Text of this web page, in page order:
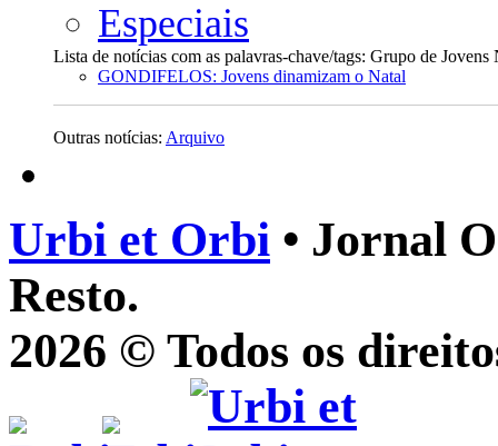
Especiais
Lista de notícias com as palavras-chave/tags: Grupo de Jovens
GONDIFELOS: Jovens dinamizam o Natal
Outras notícias: Arquivo
Urbi et Orbi • Jornal
Resto.
2026 © Todos os